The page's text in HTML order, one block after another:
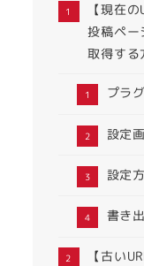
【現在
投稿ペー
取得する
プラ
設定
設定
書き
【古い